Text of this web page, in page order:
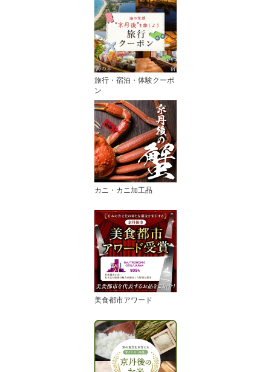
旅行・宿泊・体験クーポ
ン
カニ・カニ加工品
美食都市アワード